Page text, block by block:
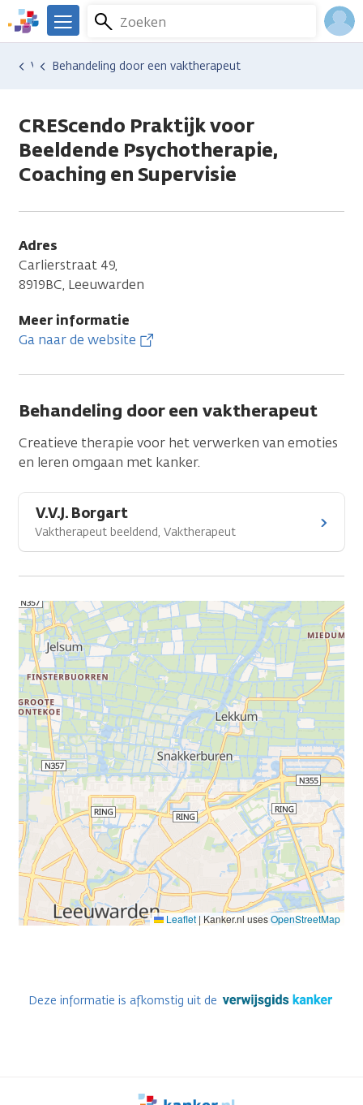
Overslaan
en
naar
We
er
Kanker.nl
Zoeken
Menu
Hulp en ondersteuning
Vind hulp bij kanker Behandeling door een vaktherapeut
CREScendo Praktijk voor
Beeldende Psychotherapie,
Coaching en Supervisie
Adres
Carlierstraat 49,
8919BC, Leeuwarden
Meer informatie
Ga naar de website
Behandeling door een vaktherapeut
Creatieve therapie voor het verwerken van emoties
en leren omgaan met kanker.
V.V.J. Borgart
Vaktherapeut beeldend, Vaktherapeut
Leaflet | Kanker.nl usesOpenStreetMap
Deze informatie is afkomstig uit de